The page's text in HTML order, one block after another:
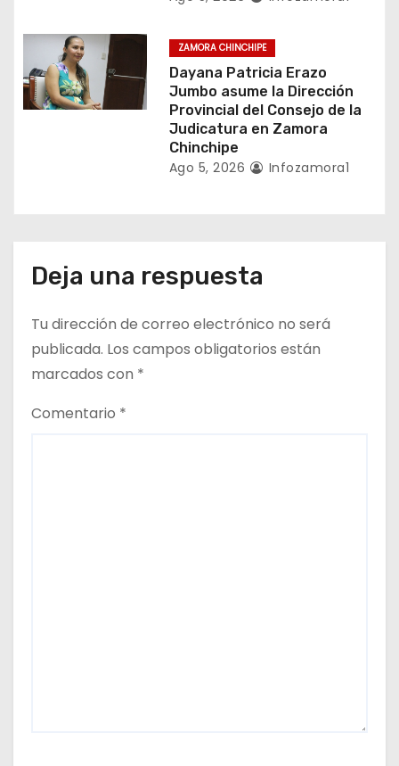
s
ZAMORA CHINCHIPE
Dayana Patricia Erazo
Jumbo asume la Dirección
Provincial del Consejo de la
Judicatura en Zamora
Chinchipe
Ago 5, 2026 Infozamora1
Deja una respuesta
Tu dirección de correo electrónico no será
publicada. Los campos obligatorios están
marcados con *
Comentario *